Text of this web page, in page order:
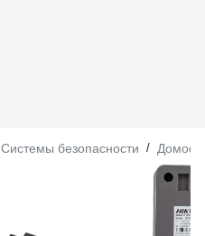
Системы безопасности /